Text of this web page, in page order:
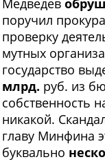
Медведев
поручил
проверку
мутных
государство
млрд. руб. из
собственность
никакой.
главу Минфина
буквально